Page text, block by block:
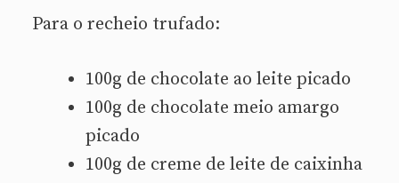
Para o recheio trufado:
100g de chocolate ao leite picado
100g de chocolate meio amargo
picado
100g de creme de leite de caixinha